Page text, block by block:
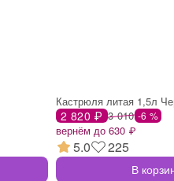
Кастрюля литая 1,5л
2 820 ₽ 3 010 -6 %
вернём до 630 ₽
5.0 225
В